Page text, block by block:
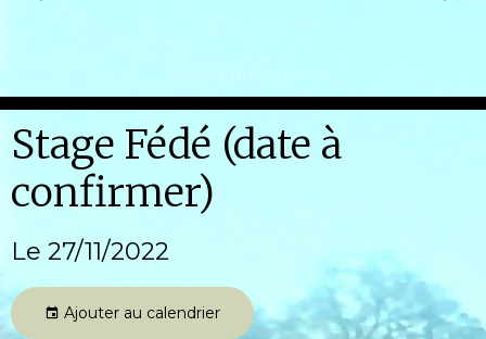
Stage Fédé (date à
confirmer)
Le 27/11/2022
Ajouter au calendrier